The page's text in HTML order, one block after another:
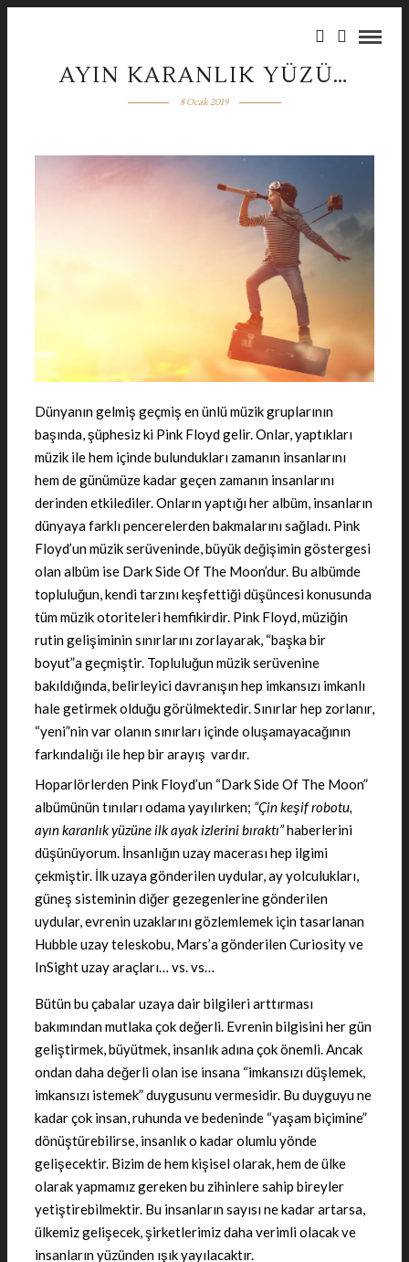
AYIN KARANLIK YÜZÜ…
8 Ocak 2019
Dünyanın gelmiş geçmiş en ünlü müzik gruplarının
başında, şüphesiz ki Pink Floyd gelir. Onlar, yaptıkları
müzik ile hem içinde bulundukları zamanın insanlarını
hem de günümüze kadar geçen zamanın insanlarını
derinden etkilediler. Onların yaptığı her albüm, insanların
dünyaya farklı pencerelerden bakmalarını sağladı. Pink
Floyd’un müzik serüveninde, büyük değişimin göstergesi
olan albüm ise Dark Side Of The Moon’dur. Bu albümde
topluluğun, kendi tarzını keşfettiği düşüncesi konusunda
tüm müzik otoriteleri hemfikirdir. Pink Floyd, müziğin
rutin gelişiminin sınırlarını zorlayarak, “başka bir
boyut”a geçmiştir. Topluluğun müzik serüvenine
bakıldığında, belirleyici davranışın hep imkansızı imkanlı
hale getirmek olduğu görülmektedir. Sınırlar hep zorlanır,
“yeni”nin var olanın sınırları içinde oluşamayacağının
farkındalığı ile hep bir arayış vardır.
Hoparlörlerden Pink Floyd’un “Dark Side Of The Moon”
albümünün tınıları odama yayılırken; “Çin keşif robotu,
ayın karanlık yüzüne ilk ayak izlerini bıraktı”haberlerini
düşünüyorum. İnsanlığın uzay macerası hep ilgimi
çekmiştir. İlk uzaya gönderilen uydular, ay yolculukları,
güneş sisteminin diğer gezegenlerine gönderilen
uydular, evrenin uzaklarını gözlemlemek için tasarlanan
Hubble uzay teleskobu, Mars’a gönderilen Curiosity ve
InSight uzay araçları… vs. vs…
Bütün bu çabalar uzaya dair bilgileri arttırması
bakımından mutlaka çok değerli. Evrenin bilgisini her gün
geliştirmek, büyütmek, insanlık adına çok önemli. Ancak
ondan daha değerli olan ise insana “imkansızı düşlemek,
imkansızı istemek” duygusunu vermesidir. Bu duyguyu ne
kadar çok insan, ruhunda ve bedeninde “yaşam biçimine”
dönüştürebilirse, insanlık o kadar olumlu yönde
gelişecektir. Bizim de hem kişisel olarak, hem de ülke
olarak yapmamız gereken bu zihinlere sahip bireyler
yetiştirebilmektir. Bu insanların sayısı ne kadar artarsa,
ülkemiz gelişecek, şirketlerimiz daha verimli olacak ve
insanların yüzünden ışık yayılacaktır.